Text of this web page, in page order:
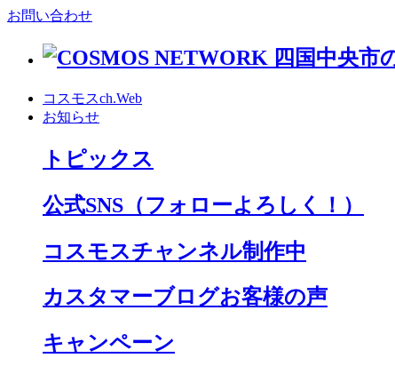
お問い合わせ
コスモスch.Web
お知らせ
トピックス
公式SNS （フォローよろしく！）
コスモスチャンネル制作中
カスタマーブログお客様の声
キャンペーン